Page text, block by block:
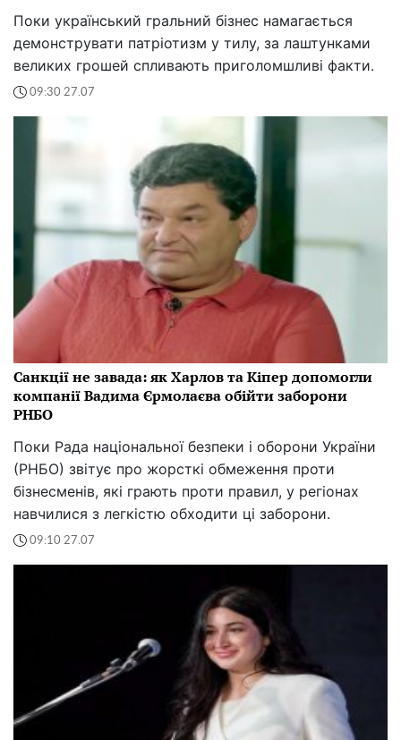
Поки український гральний бізнес намагається
демонструвати патріотизм у тилу, за лаштунками
великих грошей спливають приголомшливі факти.
09:30 27.07
Санкції не завада: як Харлов та Кіпер допомогли
компанії Вадима Єрмолаєва обійти заборони
РНБО
Поки Рада національної безпеки і оборони України
(РНБО) звітує про жорсткі обмеження проти
бізнесменів, які грають проти правил, у регіонах
навчилися з легкістю обходити ці заборони.
09:10 27.07